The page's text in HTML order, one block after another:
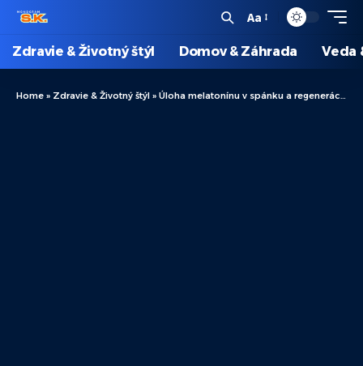
Aa
Zdravie & Životný štýl Domov & Záhrada Veda
Home » Zdravie & Životný štýl » Úloha melatonínu v spánku a regenerácii: Ako podporuje zdravý odpočinok?